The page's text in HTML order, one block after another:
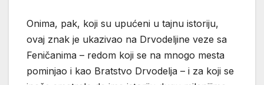
Onima, pak, koji su upućeni u tajnu istoriju,
ovaj znak je ukazivao na Drvodeljine veze sa
Feničanima – redom koji se na mnogo mesta
pominjao i kao Bratstvo Drvodelja – i za koji se